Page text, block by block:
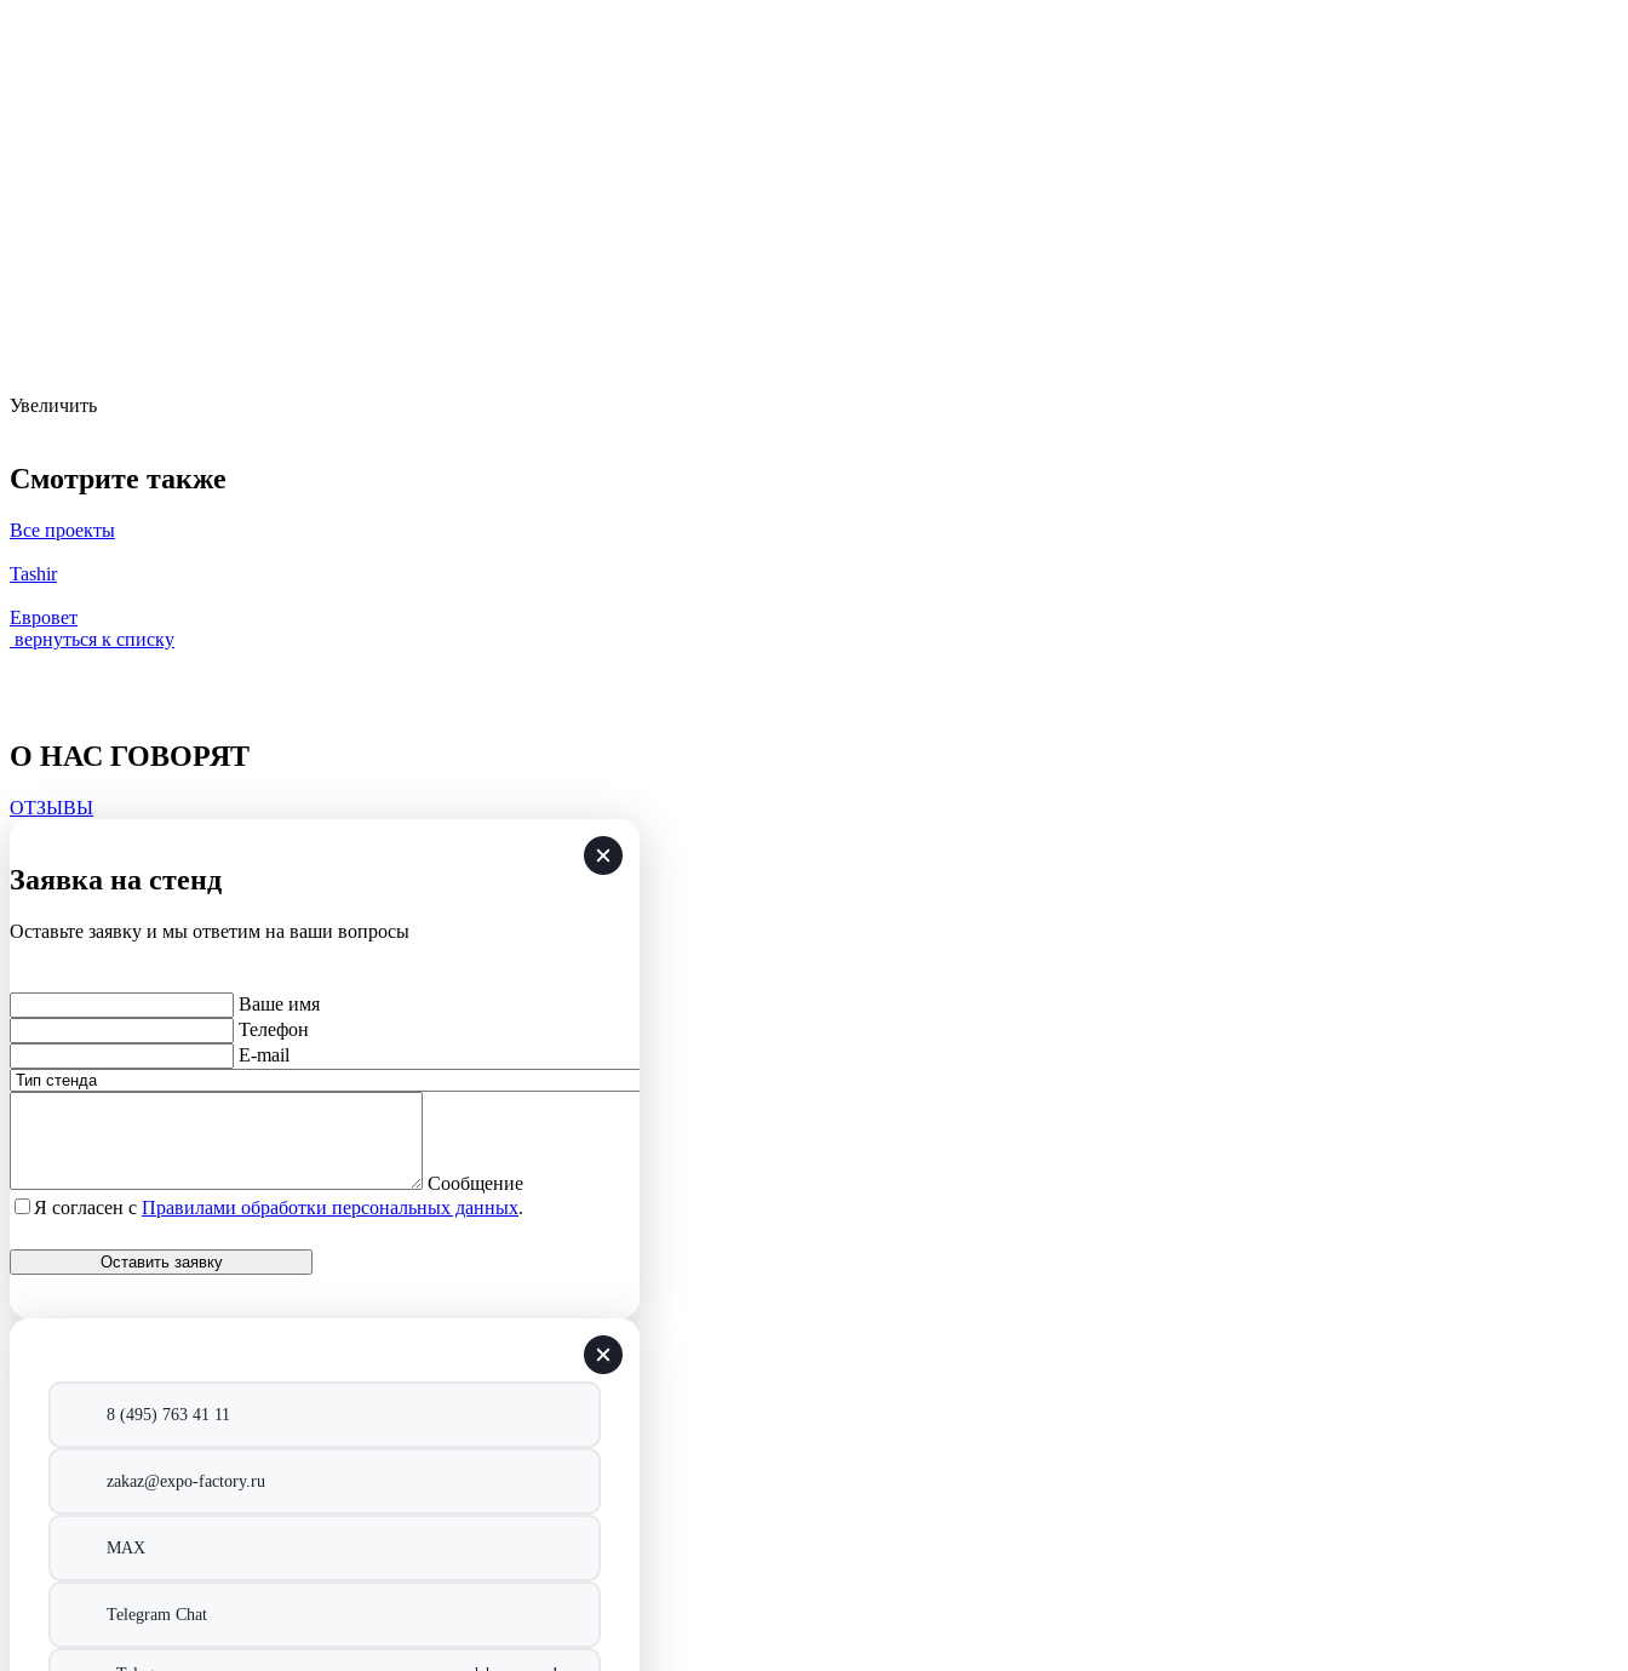
Увеличить
Смотрите также
Все проекты
Tashir
Евровет
вернуться к списку
О НАС ГОВОРЯТ
ОТЗЫВЫ
Заявка на стенд
Оставьте заявку и мы ответим на ваши вопросы
Ваше имя
Телефон
E-mail
Сообщение
Я согласен с Правилами обработки персональных данных.
Оставить заявку
8 (495) 763 41 11
zakaz@expo-factory.ru
MAX
Telegram Chat